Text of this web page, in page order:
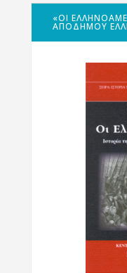
«ΟΙ
ΑΠΌΔΗΜΟΥ